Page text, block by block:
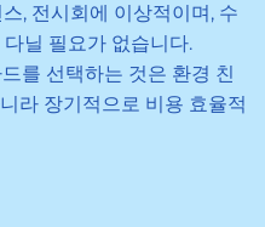
, 전시회에 이상적이며, 수
닐 필요가 없습니다.
를 선택하는 것은 환경 친
라 장기적으로 비용 효율적